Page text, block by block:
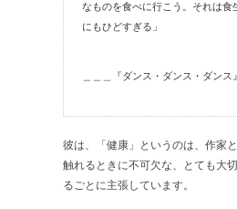
なものを食べに行こう。それは食
にもひどすぎる」
＿＿＿『ダンス・ダンス・ダンス
彼は、「健康」というのは、作家
触れるときに不可欠な、とても大
るごとに主張しています。